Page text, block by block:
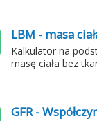
LBM - masa
Kalkulator na
masę ciała bez
GFR -